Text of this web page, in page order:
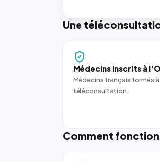
Une
Médecins inscrits à
Médecins français formés à
téléconsultation.
Comment